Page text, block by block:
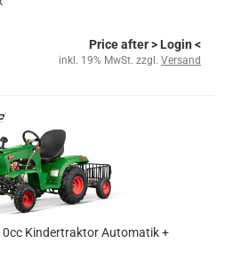
Price after> Login <
inkl. 19% MwSt. zzgl. Versand
Kindertraktor Automatik +